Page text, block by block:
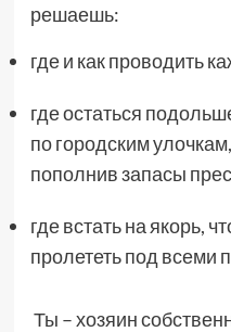
решаешь:
где и как проводить
где остаться
по городским
пополнив запасы
где встать на якорь,
пролететь под всеми
Ты – хозяин